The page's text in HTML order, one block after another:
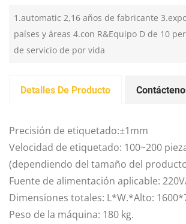
1.automatic 2,16 años de fabricante
países y áreas 4.con R&Equipo D de 10
de servicio de por vida
Detalles De Producto
Precisión de etiquetado:±1mm
Velocidad de etiquetado: 100~200
(dependiendo del tamaño del
Fuente de alimentación aplicable:
Dimensiones totales: L*W.*Alto:
Peso de la máquina: 180 kg.